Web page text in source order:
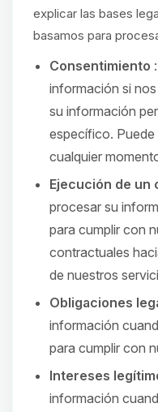
explicar las bases
basamos para
Consentimiento
información si
su información
específico. Puede
cualquier
Ejecución de un
procesar su
para cumplir con
contractuales
de nuestros
Obligaciones
información
para cumplir con
Intereses
información